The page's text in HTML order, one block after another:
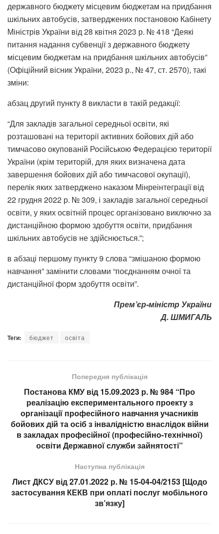
державного бюджету місцевим бюджетам на придбання
шкільних автобусів, затверджених постановою Кабінету
Міністрів України від 28 квітня 2023 р. № 418 “Деякі
питання надання субвенції з державного бюджету
місцевим бюджетам на придбання шкільних автобусів”
(Офіційний вісник України, 2023 р., № 47, ст. 2570), такі
зміни:
абзац другий пункту 8 викласти в такій редакції:
“Для закладів загальної середньої освіти, які
розташовані на території активних бойових дій або
тимчасово окупованій Російською Федерацією території
України (крім територій, для яких визначена дата
завершення бойових дій або тимчасової окупації),
перелік яких затверджено наказом Мінреінтеграції від
22 грудня 2022 р. № 309, і закладів загальної середньої
освіти, у яких освітній процес організовано виключно за
дистанційною формою здобуття освіти, придбання
шкільних автобусів не здійснюється.”;
в абзаці першому пункту 9 слова “змішаною формою
навчання” замінити словами “поєднанням очної та
дистанційної форм здобуття освіти”.
Прем’єр-міністр України
Д. ШМИГАЛЬ
Теги: бюджет освіта
Попередня публікація
Постанова КМУ від 15.09.2023 р. № 984 “Про
реалізацію експериментального проекту з
організації професійного навчання учасників
бойових дій та осіб з інвалідністю внаслідок війни
в закладах професійної (професійно-технічної)
освіти Державної служби зайнятості”
Наступна публікація
Лист ДКСУ від 27.01.2022 р. № 15-04-04/2153 [Щодо
застосування КЕКВ при оплаті послуг мобільного
зв’язку]